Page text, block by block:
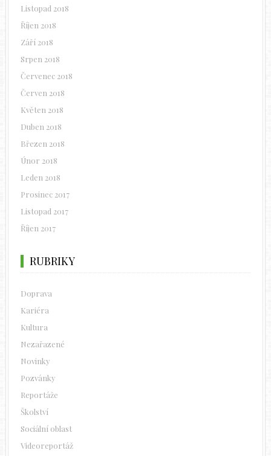
Listopad 2018
Říjen 2018
Září 2018
Srpen 2018
Červenec 2018
Červen 2018
Květen 2018
Duben 2018
Březen 2018
Únor 2018
Leden 2018
Prosinec 2017
Listopad 2017
Říjen 2017
RUBRIKY
Doprava
Kariéra
Kultura
Nezařazené
Novinky
Pozvánky
Reportáže
Školství
Sociální oblast
Videoreportáž